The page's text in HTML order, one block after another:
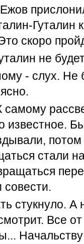
Гуталин
скоро
не
- слух. Не
стали
стукнуло. А
Все